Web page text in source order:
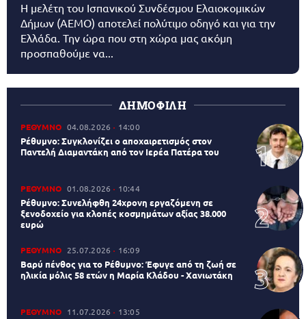
Η μελέτη του Ισπανικού Συνδέσμου Ελαιοκομικών
Δήμων (AEMO) αποτελεί πολύτιμο οδηγό και για την
Ελλάδα. Την ώρα που στη χώρα μας ακόμη
προσπαθούμε να...
ΔΗΜΟΦΙΛΗ
ΡΕΘΥΜΝΟ 04.08.2026 14:00
Ρέθυμνο: Συγκλονίζει ο αποχαιρετισμός στον
Παντελή Διαμαντάκη από τον Ιερέα Πατέρα του
ΡΕΘΥΜΝΟ 01.08.2026 10:44
Ρέθυμνο: Συνελήφθη 24χρονη εργαζόμενη σε
ξενοδοχείο για κλοπές κοσμημάτων αξίας 38.000
ευρώ
ΡΕΘΥΜΝΟ 25.07.2026 16:09
Βαρύ πένθος για το Ρέθυμνο: Έφυγε από τη ζωή σε
ηλικία μόλις 58 ετών η Μαρία Κλάδου - Χανιωτάκη
ΡΕΘΥΜΝΟ 11.07.2026 13:05